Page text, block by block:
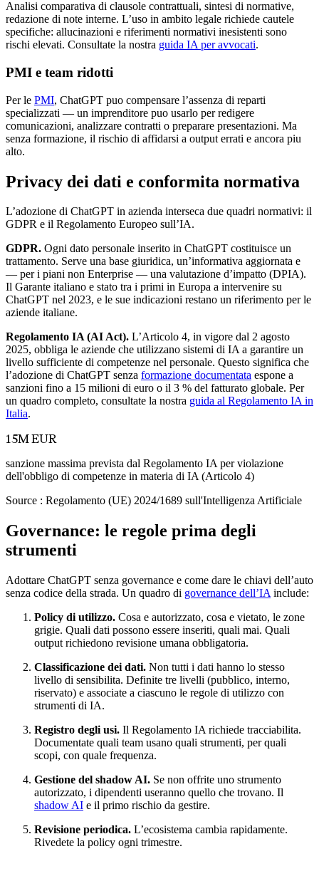
Analisi comparativa di clausole contrattuali, sintesi di normative,
redazione di note interne. L’uso in ambito legale richiede cautele
specifiche: allucinazioni e riferimenti normativi inesistenti sono
rischi elevati. Consultate la nostra guida IA per avvocati.
PMI e team ridotti
Per le PMI, ChatGPT puo compensare l’assenza di reparti
specializzati — un imprenditore puo usarlo per redigere
comunicazioni, analizzare contratti o preparare presentazioni. Ma
senza formazione, il rischio di affidarsi a output errati e ancora piu
alto.
Privacy dei dati e conformita normativa
L’adozione di ChatGPT in azienda interseca due quadri normativi: il
GDPR e il Regolamento Europeo sull’IA.
GDPR. Ogni dato personale inserito in ChatGPT costituisce un
trattamento. Serve una base giuridica, un’informativa aggiornata e
— per i piani non Enterprise — una valutazione d’impatto (DPIA).
Il Garante italiano e stato tra i primi in Europa a intervenire su
ChatGPT nel 2023, e le sue indicazioni restano un riferimento per le
aziende italiane.
Regolamento IA (AI Act). L’Articolo 4, in vigore dal 2 agosto
2025, obbliga le aziende che utilizzano sistemi di IA a garantire un
livello sufficiente di competenze nel personale. Questo significa che
l’adozione di ChatGPT senza formazione documentata espone a
sanzioni fino a 15 milioni di euro o il 3 % del fatturato globale. Per
un quadro completo, consultate la nostra guida al Regolamento IA in
Italia.
15M EUR
sanzione massima prevista dal Regolamento IA per violazione
dell'obbligo di competenze in materia di IA (Articolo 4)
Source : Regolamento (UE) 2024/1689 sull'Intelligenza Artificiale
Governance: le regole prima degli
strumenti
Adottare ChatGPT senza governance e come dare le chiavi dell’auto
senza codice della strada. Un quadro di governance dell’IA include:
Policy di utilizzo. Cosa e autorizzato, cosa e vietato, le zone
grigie. Quali dati possono essere inseriti, quali mai. Quali
output richiedono revisione umana obbligatoria.
Classificazione dei dati. Non tutti i dati hanno lo stesso
livello di sensibilita. Definite tre livelli (pubblico, interno,
riservato) e associate a ciascuno le regole di utilizzo con
strumenti di IA.
Registro degli usi. Il Regolamento IA richiede tracciabilita.
Documentate quali team usano quali strumenti, per quali
scopi, con quale frequenza.
Gestione del shadow AI. Se non offrite uno strumento
autorizzato, i dipendenti useranno quello che trovano. Il
shadow AI e il primo rischio da gestire.
Revisione periodica. L’ecosistema cambia rapidamente.
Rivedete la policy ogni trimestre.